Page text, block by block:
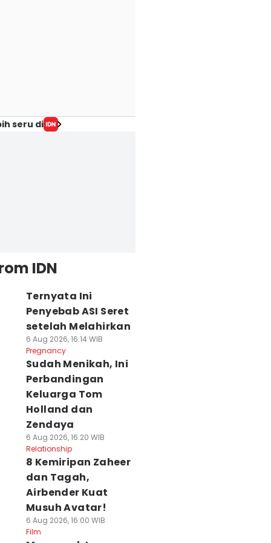
seru di
IDN
Ternyata Ini
Penyebab ASI Seret
setelah Melahirkan
6 Aug 2026, 16:14 WIB
Pregnancy
Sudah Menikah, Ini
Perbandingan
Keluarga Tom
Holland dan
Zendaya
6 Aug 2026, 16:20 WIB
Relationship
8 Kemiripan Zaheer
dan Tagah,
Airbender Kuat
Musuh Avatar!
6 Aug 2026, 16:00 WIB
Film